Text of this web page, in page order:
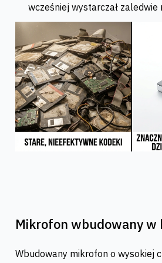
wcześniej wystarczał zaledwie
Mikrofon wbudowany w
Wbudowany mikrofon o wysokiej